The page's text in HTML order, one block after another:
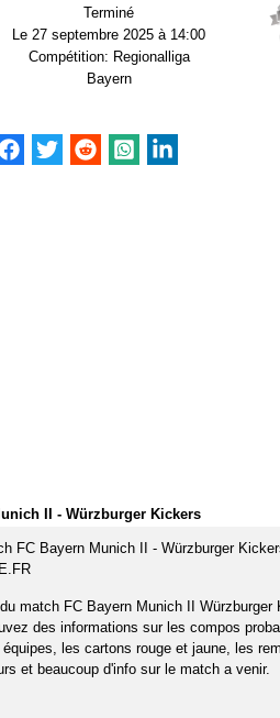
Terminé
Le 27 septembre 2025 à 14:00
Compétition: Regionalliga
Bayern
II - Würzburger Kickers
FC Bayern Munich II - Würzburger
match FC Bayern Munich II Würzburger
des informations sur les compos
les cartons rouge et jaune, les
et beaucoup d'info sur le match a venir.